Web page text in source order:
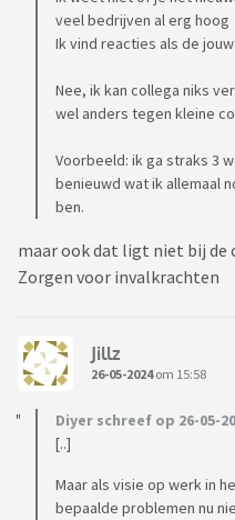
veel bedrijven al erg hoog
Ik vind reacties als de
Nee, ik kan collega niks
wel anders tegen kleine
Voorbeeld: ik ga straks 3
benieuwd wat ik allemaal
ben.
maar ook dat ligt niet bij de
Zorgen voor invalkrachten
Jillz
26-05-2024om 15:58
Diyer schreef op 26-05-
[..]
Maar als visie op werk in
bepaalde problemen nu